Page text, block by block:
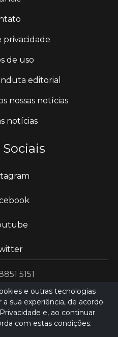
privacidade
de uso
editorial
nossas notícias
notícias
Sociais
5151
e outras tecnologias
sua experiência, de acordo
e, ao continuar
com estas condições.